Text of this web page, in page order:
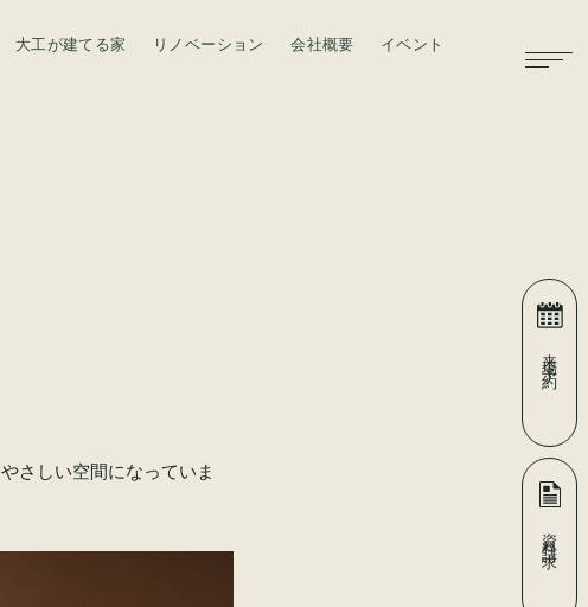
大工が建てる家 リノベーション 会社概要 イベント
さしい空間になっていま
来場予約
資料請求